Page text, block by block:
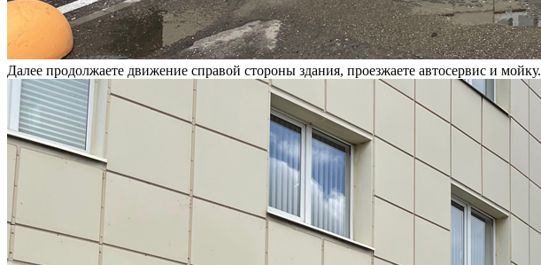
Далее продолжаете движение справой стороны здания, проезжаете автосервис и мойку.